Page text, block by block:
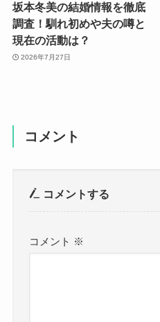
坂本冬美の結婚情報を徹底
調査！馴れ初めや夫の噂と
現在の活動は？
2026年7月27日
コメント
コメントする
コメント ※